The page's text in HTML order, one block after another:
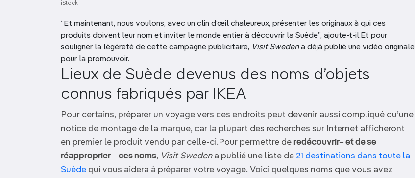
iStock
“Et maintenant, nous voulons, avec un clin d’œil chaleureux, présenter les originaux à qui ces
produits doivent leur nom et inviter le monde entier à découvrir la Suède”, ajoute-t-il.Et pour
souligner la légèreté de cette campagne publicitaire, Visit Swedena déjà publié une vidéo originale
pour la promouvoir.
Lieux de Suède devenus des noms d’objets
connus fabriqués par IKEA
Pour certains, préparer un voyage vers ces endroits peut devenir aussi compliqué qu’une
notice de montage de la marque, car la plupart des recherches sur Internet afficheront
en premier le produit vendu par celle-ci.Pour permettre de redécouvrir– et de se
réapproprier – ces noms, Visit Swedena publié une liste de 21 destinations dans toute la
Suède qui vous aidera à préparer votre voyage. Voici quelques noms que vous avez